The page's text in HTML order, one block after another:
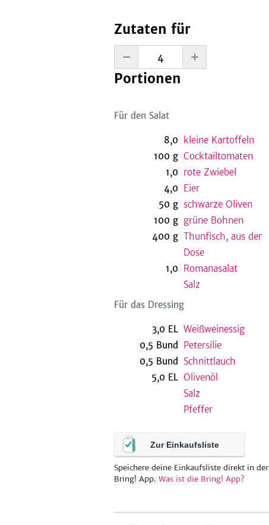
Zutaten für
Portionen
Für den Salat
8,0
kleine Kartoffeln
100 g Cocktailtomaten
1,0 rote Zwiebel
4,0 Eier
50 g schwarze Oliven
100 g grüne Bohnen
400 g Thunfisch, aus der
Dose
1,0 Romanasalat
Salz
Für das Dressing
3,0 EL Weißweinessig
0,5 Bund
Petersilie
0,5 Bund
Schnittlauch
5,0 EL Olivenöl
Salz
Pfeffer
Zur Einkaufsliste
Speichere deine Einkaufsliste direkt in der
Bring! App. Was ist die Bring! App?